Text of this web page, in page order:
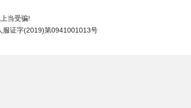
当受骗!
证字(2019)第0941001013号